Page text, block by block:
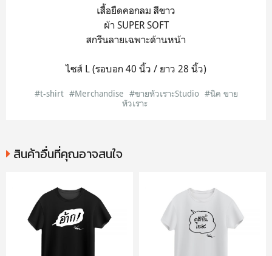
เสื้อยืดคอกลม สีขาว
ผ้า SUPER SOFT
สกรีนลายเฉพาะด้านหน้า
ไซส์ L (รอบอก 40 นิ้ว / ยาว 28 นิ้ว)
#t-shirt #Merchandise #ขายหัวเราะStudio #นิค ขาย
หัวเราะ
สินค้าอื่นที่คุณอาจสนใจ